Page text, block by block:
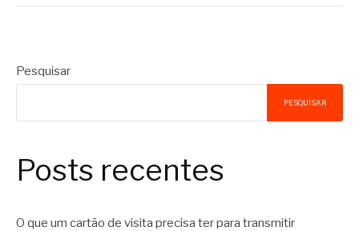
Pesquisar
PESQUISAR
Posts recentes
O que um cartão de visita precisa ter para transmitir